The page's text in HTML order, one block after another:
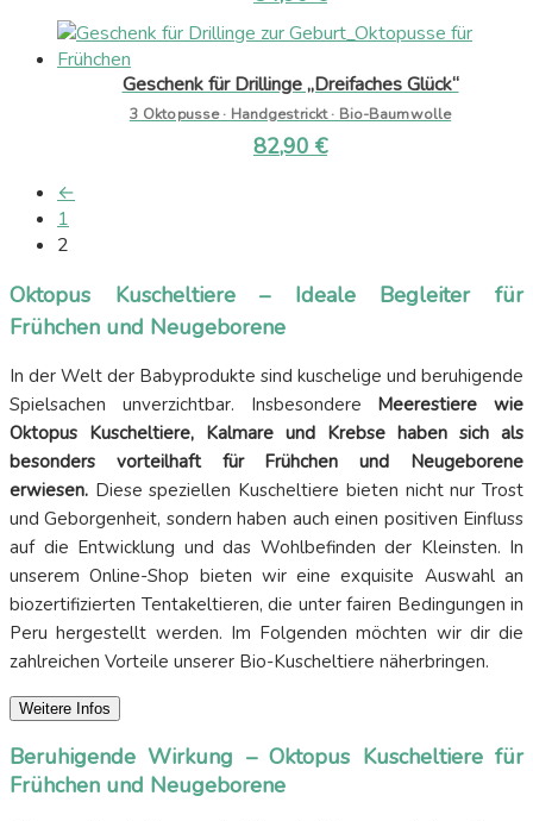
Geschenk für Drillinge „Dreifaches Glück“
3 Oktopusse · Handgestrickt · Bio-Baumwolle
82,90 €
←
1
2
Oktopus Kuscheltiere – Ideale Begleiter für
Frühchen und Neugeborene
In der Welt der Babyprodukte sind kuschelige und beruhigende
Spielsachen unverzichtbar. Insbesondere Meerestiere wie
Oktopus Kuscheltiere, Kalmare und Krebse haben sich als
besonders vorteilhaft für Frühchen und Neugeborene
erwiesen. Diese speziellen Kuscheltiere bieten nicht nur Trost
und Geborgenheit, sondern haben auch einen positiven Einfluss
auf die Entwicklung und das Wohlbefinden der Kleinsten. In
unserem Online-Shop bieten wir eine exquisite Auswahl an
biozertifizierten Tentakeltieren, die unter fairen Bedingungen in
Peru hergestellt werden. Im Folgenden möchten wir dir die
zahlreichen Vorteile unserer Bio-Kuscheltiere näherbringen.
Weitere Infos
Beruhigende Wirkung – Oktopus Kuscheltiere für
Frühchen und Neugeborene